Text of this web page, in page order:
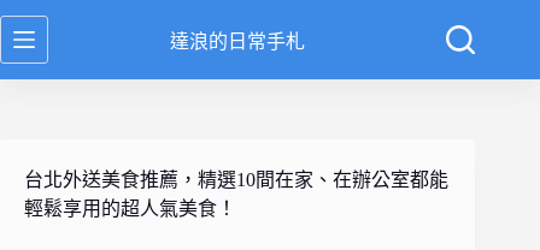
跳
至
達浪的日常手札
台北外送美食推薦，精選10間在家、在辦公室都能
輕鬆享用的超人氣美食！